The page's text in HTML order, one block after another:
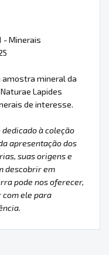
- Minerais
amostra mineral da
Lapides
de interesse.
dedicado à coleção
apresentação dos
suas origens e
descobrir em
pode nos oferecer,
com ele para